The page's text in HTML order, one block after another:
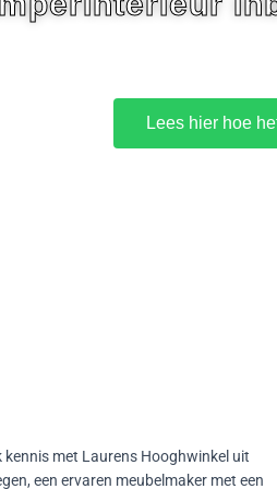
Lees hier hoe
kennis met Laurens Hooghwinkel uit
een ervaren meubelmaker met een